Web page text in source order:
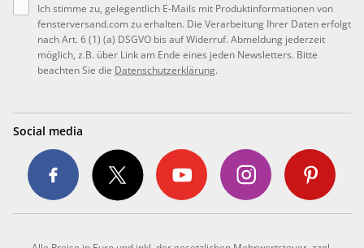
Ich stimme zu, gelegentlich E-Mails mit Produktinformationen von
fensterversand.com zu erhalten. Die Verarbeitung Ihrer Daten erfolgt
nach Art. 6 (1) (a) DSGVO bis auf Widerruf. Abmeldung jederzeit
möglich, z.B. über Link am Ende eines jeden Newsletters. Bitte
beachten Sie die Datenschutzerklärung.
Social media